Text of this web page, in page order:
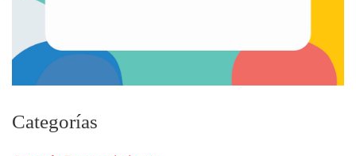
Categorías